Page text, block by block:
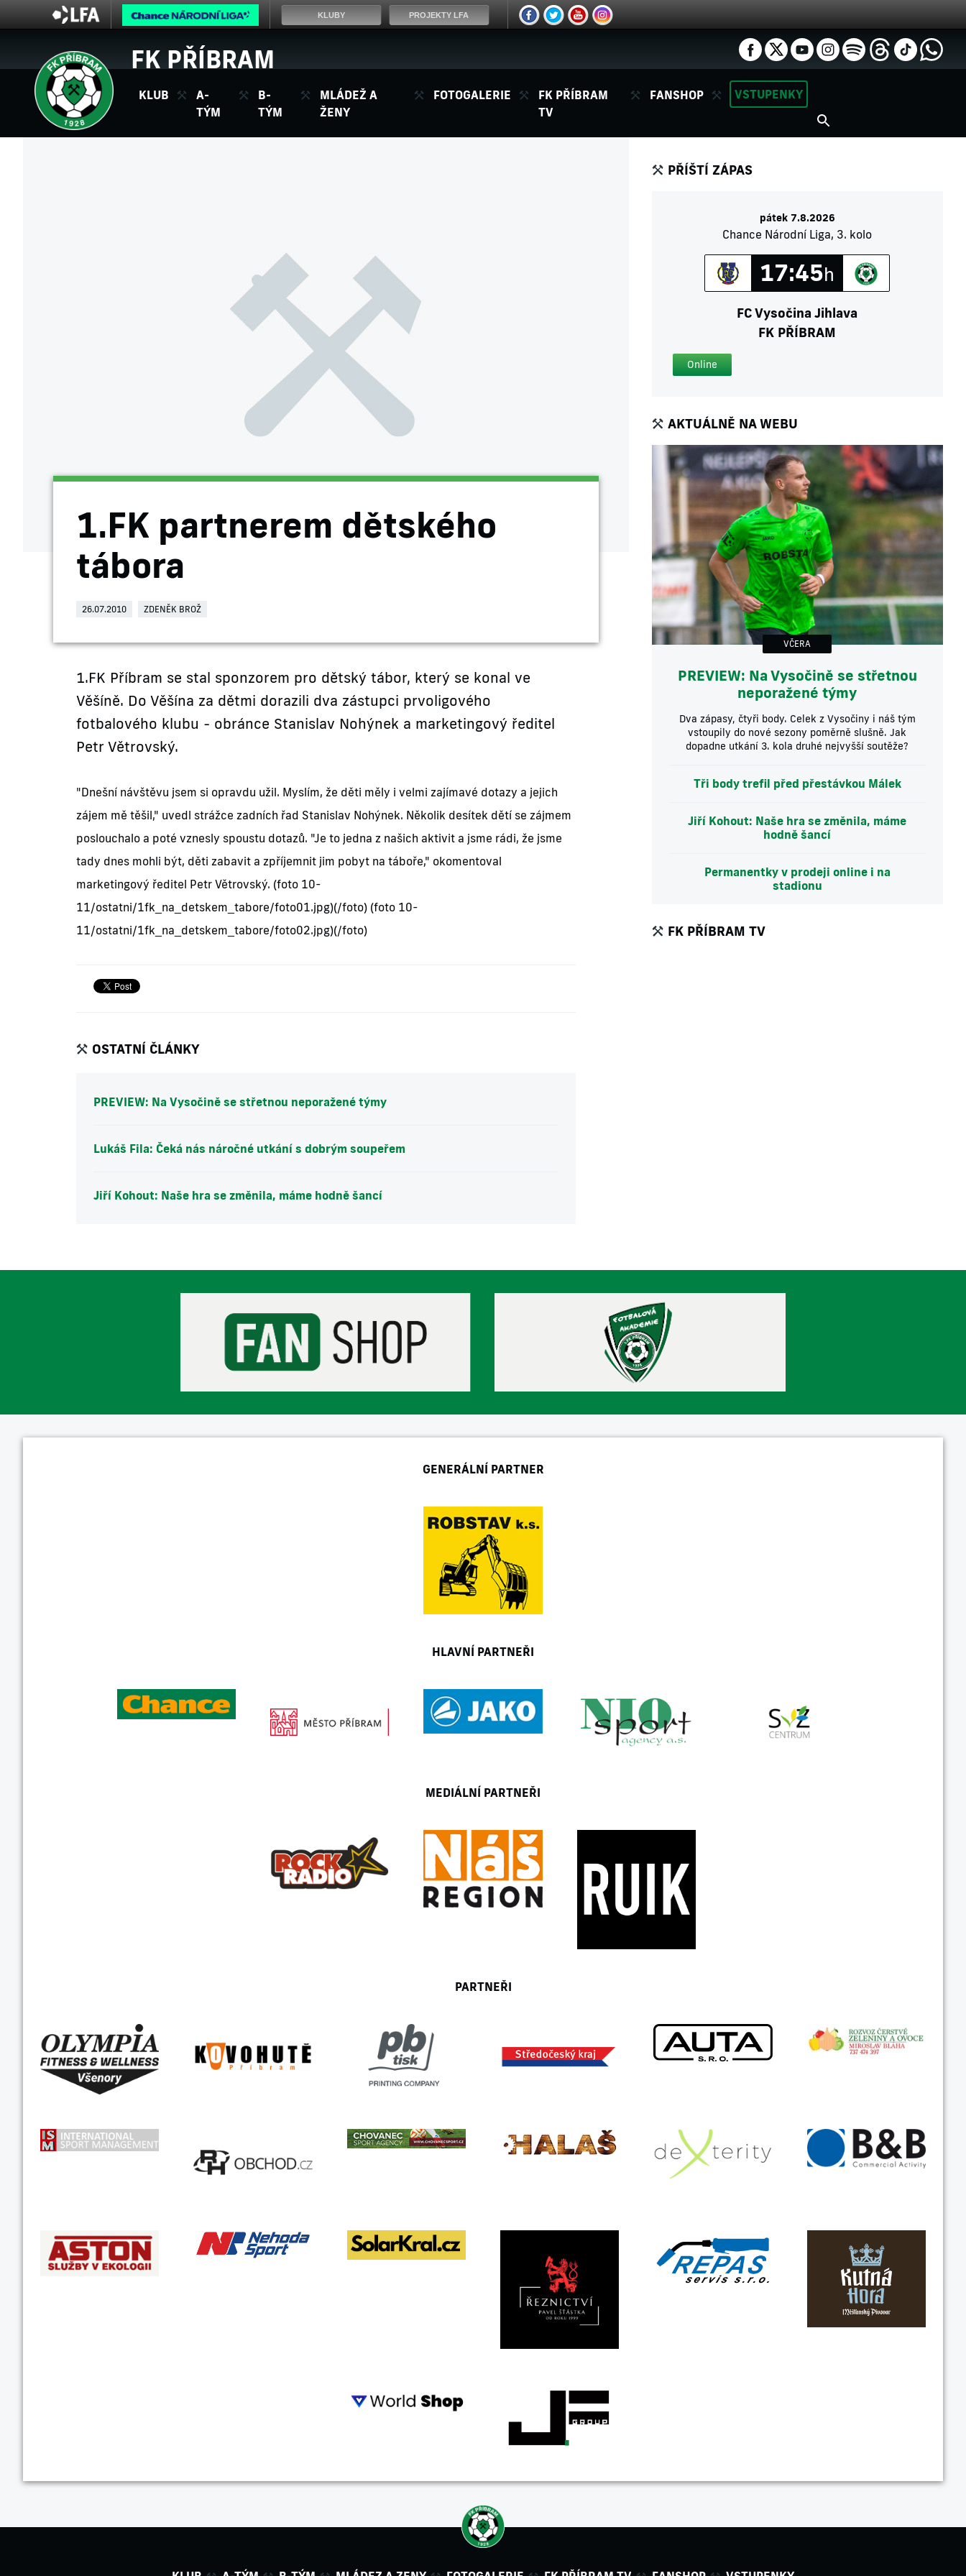
FK PŘÍBRAM
KLUB
A-
TÝM
B-
TÝM
MLÁDEŽ A
ŽENY
FOTOGALERIE
FK PŘÍBRAM
TV
FANSHOP VSTUPENKY
1.FK partnerem dětského
tábora
26.07.2010 ZDENĚK BROŽ
1.FK Příbram se stal sponzorem pro dětský tábor, který se konal ve
Věšíně. Do Věšína za dětmi dorazili dva zástupci prvoligového
fotbalového klubu - obránce Stanislav Nohýnek a marketingový ředitel
Petr Větrovský.
"Dnešní návštěvu jsem si opravdu užil. Myslím, že děti měly i velmi zajímavé dotazy a jejich
zájem mě těšil," uvedl strážce zadních řad Stanislav Nohýnek. Několik desítek dětí se zájmem
poslouchalo a poté vznesly spoustu dotazů. "Je to jedna z našich aktivit a jsme rádi, že jsme
tady dnes mohli být, děti zabavit a zpříjemnit jim pobyt na táboře," okomentoval
marketingový ředitel Petr Větrovský. (foto 10-
11/ostatni/1fk_na_detskem_tabore/foto01.jpg)(/foto) (foto 10-
11/ostatni/1fk_na_detskem_tabore/foto02.jpg)(/foto)
OSTATNÍ ČLÁNKY
PREVIEW: Na Vysočině se střetnou neporažené týmy
Lukáš Fila: Čeká nás náročné utkání s dobrým soupeřem
Jiří Kohout: Naše hra se změnila, máme hodně šancí
PŘÍŠTÍ ZÁPAS
pátek 7.8.2026
Chance Národní Liga, 3. kolo
17:45h
FC Vysočina Jihlava
FK PŘÍBRAM
Online
AKTUÁLNĚ NA WEBU
VČERA
PREVIEW: Na Vysočině se střetnou
neporažené týmy
Dva zápasy, čtyři body. Celek z Vysočiny i náš tým
vstoupily do nové sezony poměrně slušně. Jak
dopadne utkání 3. kola druhé nejvyšší soutěže?
Tři body trefil před přestávkou Málek
Jiří Kohout: Naše hra se změnila, máme
hodně šancí
Permanentky v prodeji online i na
stadionu
FK PŘÍBRAM TV
GENERÁLNÍ PARTNER
HLAVNÍ PARTNEŘI
MEDIÁLNÍ PARTNEŘI
PARTNEŘI
KLUBY PROJEKTY LFA